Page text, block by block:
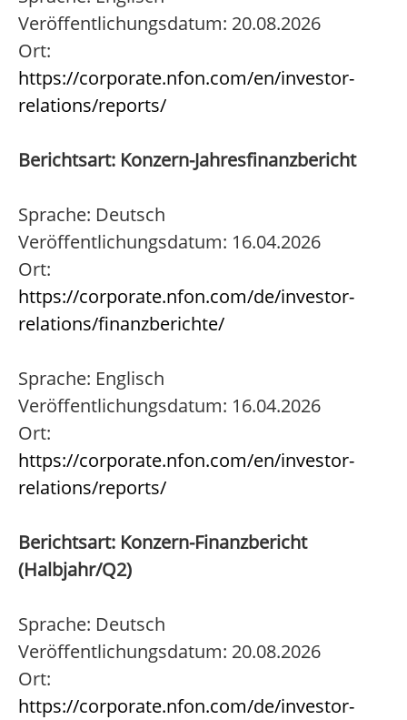
Veröffentlichungsdatum: 20.08.2026
Ort:
https://corporate.nfon.com/en/investor-
relations/reports/
Berichtsart: Konzern-Jahresfinanzbericht
Sprache: Deutsch
Veröffentlichungsdatum: 16.04.2026
Ort:
https://corporate.nfon.com/de/investor-
relations/finanzberichte/
Sprache: Englisch
Veröffentlichungsdatum: 16.04.2026
Ort:
https://corporate.nfon.com/en/investor-
relations/reports/
Berichtsart: Konzern-Finanzbericht
(Halbjahr/Q2)
Sprache: Deutsch
Veröffentlichungsdatum: 20.08.2026
Ort:
https://corporate.nfon.com/de/investor-